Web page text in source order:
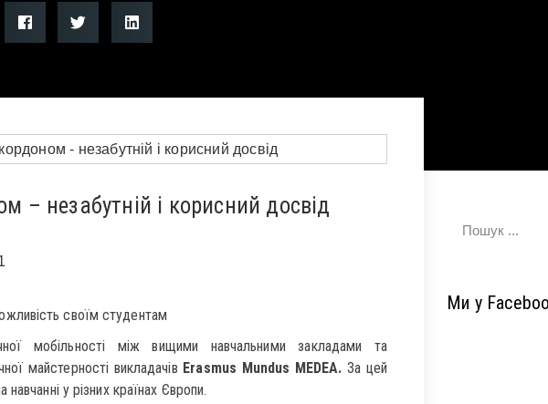
– незабутній і корисний досвід
своїм студентам
мобільності між вищими навчальними закладами та
майстерності викладачів Erasmus Mundus MEDEA. За цей
у різних країнах Європи.
Ми у